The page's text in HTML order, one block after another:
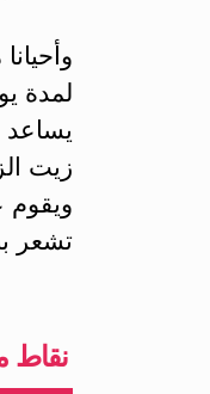
لمدة
يساعد
زيت
ويقوم
تشعر
نقاط